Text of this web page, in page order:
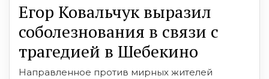
Егор Ковальчук выразил
соболезнования в связи с
трагедией в Шебекино
Направленное против мирных жителей